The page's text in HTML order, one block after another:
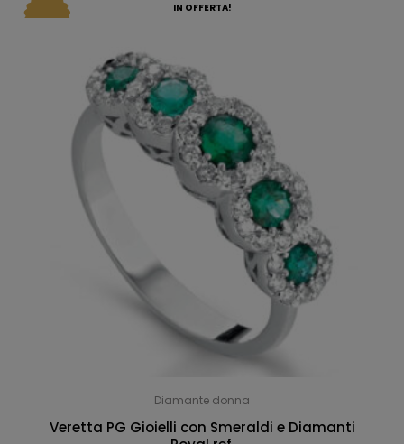
IN OFFERTA!
Diamante donna
Veretta PG Gioielli con Smeraldi e Diamanti